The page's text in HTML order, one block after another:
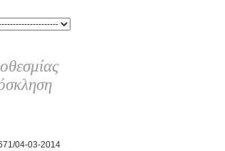
04-03-2014